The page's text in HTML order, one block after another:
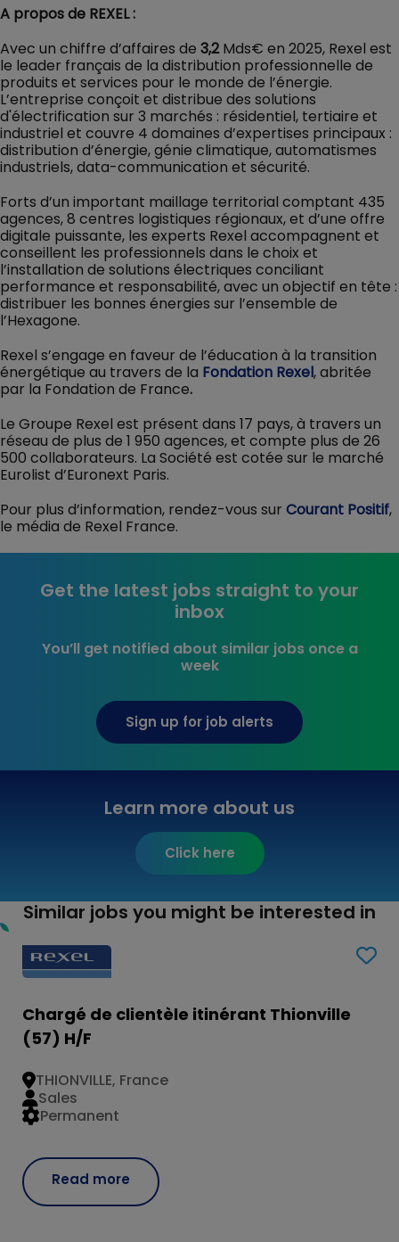
A propos de REXEL :
Avec un chiffre d’affaires de 3,2Mds€ en 2025, Rexel est
le leader français de la distribution professionnelle de
produits et services pour le monde de l’énergie.
L’entreprise conçoit et distribue des solutions
d'électrification sur 3 marchés : résidentiel, tertiaire et
industriel et couvre 4 domaines d’expertises principaux :
distribution d’énergie, génie climatique, automatismes
industriels, data-communication et sécurité.
Forts d’un important maillage territorial comptant 435
agences, 8 centres logistiques régionaux, et d’une offre
digitale puissante, les experts Rexel accompagnent et
conseillent les professionnels dans le choix et
l’installation de solutions électriques conciliant
performance et responsabilité, avec un objectif en tête :
distribuer les bonnes énergies sur l’ensemble de
l’Hexagone.
Rexel s’engage en faveur de l’éducation à la transition
énergétique au travers de la Fondation Rexel, abritée
par la Fondation de France.
Le Groupe Rexel est présent dans 17 pays, à travers un
réseau de plus de 1 950 agences, et compte plus de 26
500 collaborateurs. La Société est cotée sur le marché
Eurolist d’Euronext Paris.
Pour plus d’information, rendez-vous sur Courant Positif,
le média de Rexel France.
Get the latest jobs straight to your
inbox
You’ll get notified about similar jobs once a
week
Sign up for job alerts
Learn more about us
Click here
Similar jobs you might be interested in
Chargé de clientèle itinérant Thionville
(57) H/F
Read more
THIONVILLE, France
Permanent
Sales